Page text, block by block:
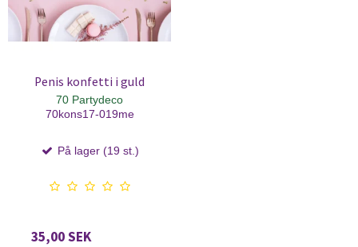
Penis konfetti i guld
70 Partydeco
70kons17-019me
På lager (19 st.)
35,00 SEK